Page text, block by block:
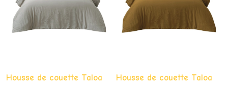
Housse de couette Taloa
Housse de couette Taloa